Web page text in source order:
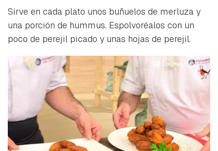
Sirve en cada plato unos buñuelos de merluza y
una porción de hummus. Espolvoréalos con un
poco de perejil picado y unas hojas de perejil.